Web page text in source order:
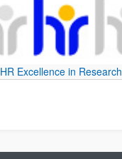
HR Excellence in Research